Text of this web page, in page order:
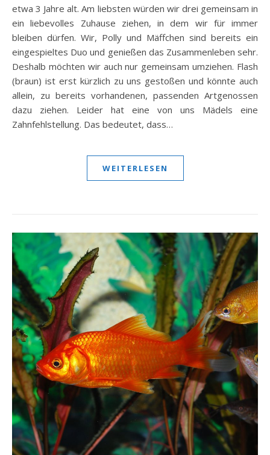
etwa 3 Jahre alt. Am liebsten würden wir drei gemeinsam in
ein liebevolles Zuhause ziehen, in dem wir für immer
bleiben dürfen. Wir, Polly und Mäffchen sind bereits ein
eingespieltes Duo und genießen das Zusammenleben sehr.
Deshalb möchten wir auch nur gemeinsam umziehen. Flash
(braun) ist erst kürzlich zu uns gestoßen und könnte auch
allein, zu bereits vorhandenen, passenden Artgenossen
dazu ziehen. Leider hat eine von uns Mädels eine
Zahnfehlstellung. Das bedeutet, dass…
WEITERLESEN